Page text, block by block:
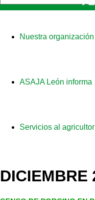
Nuestra organización
ASAJA León informa
Servicios al
DICIEMBRE